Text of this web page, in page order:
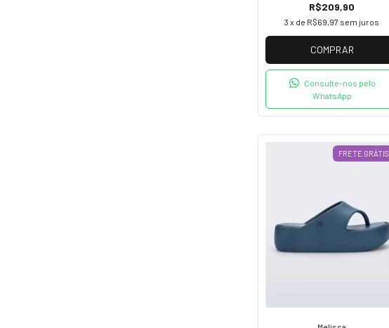
R$209,90
3 x de R$69,97 sem juros
COMPRAR
Consulte-nos pelo
WhatsApp
FRETE GRÁTIS